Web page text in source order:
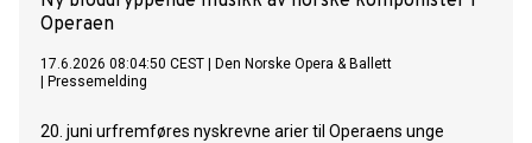
Operaen
17.6.2026 08:04:50 CEST
Den Norske Opera & Ballett
Pressemelding
20. juni urfremføres nyskrevne arier til Operaens unge